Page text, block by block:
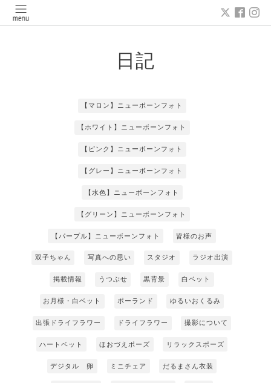
日記
【マロン】ニューボーンフォト
【ホワイト】ニューボーンフォト
【ピンク】ニューボーンフォト
【グレー】ニューボーンフォト
【水色】ニューボーンフォト
【グリーン】ニューボーンフォト
【パープル】ニューボーンフォト 皆様のお声
双子ちゃん 写真への思い スタジオ ラジオ出演
掲載情報 うつぶせ 黒背景 白ベット
お月様・白ベット ポーランド ゆるいおくるみ
出張ドライフラワー ドライフラワー 撮影について
ハートベット ほおづえポーズ リラックスポーズ
デジタル 卵 ミニチェア だるまさん衣装